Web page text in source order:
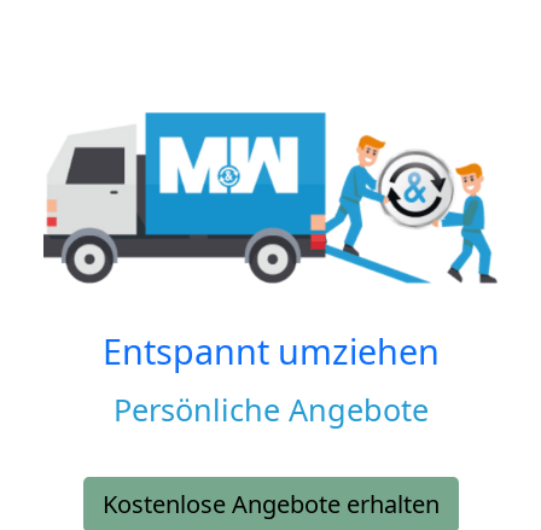
Entspannt umziehen
Persönliche Angebote
Kostenlose Angebote erhalten